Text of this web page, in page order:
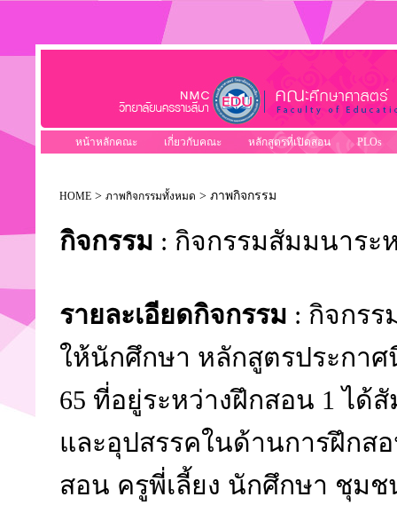
หน้าหลักคณะ เกี่ยวกับคณะ หลักสูตรที่เปิดสอน PLOs
HOME > ภาพกิจกรรมทั้งหมด > ภาพกิจกรรม
กิจกรรม : กิจกรรมสัมมนาระ
รายละเอียดกิจกรรม : กิจกร
ให้นักศึกษา หลักสูตรประกา
65 ที่อยู่ระหว่างฝึกสอน 1 ได้
และอุปสรรคในด้านการฝึกส
สอน ครูพี่เลี้ยง นักศึกษา ชุม